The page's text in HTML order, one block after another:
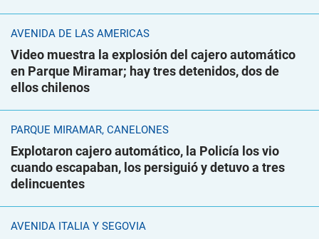
AVENIDA DE LAS AMÉRICAS
Video muestra la explosión del cajero automático
en Parque Miramar; hay tres detenidos, dos de
ellos chilenos
PARQUE MIRAMAR, CANELONES
Explotaron cajero automático, la Policía los vio
cuando escapaban, los persiguió y detuvo a tres
delincuentes
AVENIDA ITALIA Y SEGOVIA